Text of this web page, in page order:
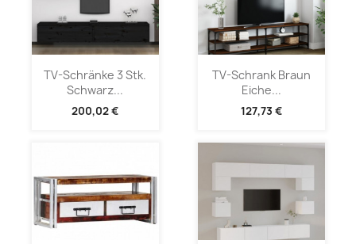
TV-Schränke 3 Stk.
Schwarz...
200,02 €
TV-Schrank Braun
Eiche...
127,73 €